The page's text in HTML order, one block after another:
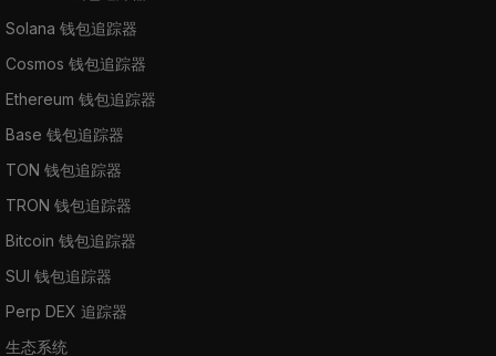
Solana 钱包追踪器
Cosmos 钱包追踪器
Ethereum 钱包追踪器
Base 钱包追踪器
TON 钱包追踪器
TRON 钱包追踪器
Bitcoin 钱包追踪器
SUI 钱包追踪器
Perp DEX 追踪器
生态系统